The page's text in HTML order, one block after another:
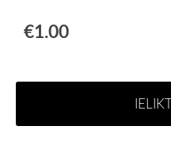
€1.00